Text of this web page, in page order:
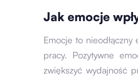
Jak emocje
Emocje to
pracy. Pozytywne
zwiększyć wydajność